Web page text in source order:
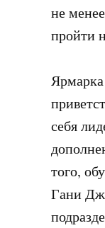
не
пройти
себя
того,
Гани